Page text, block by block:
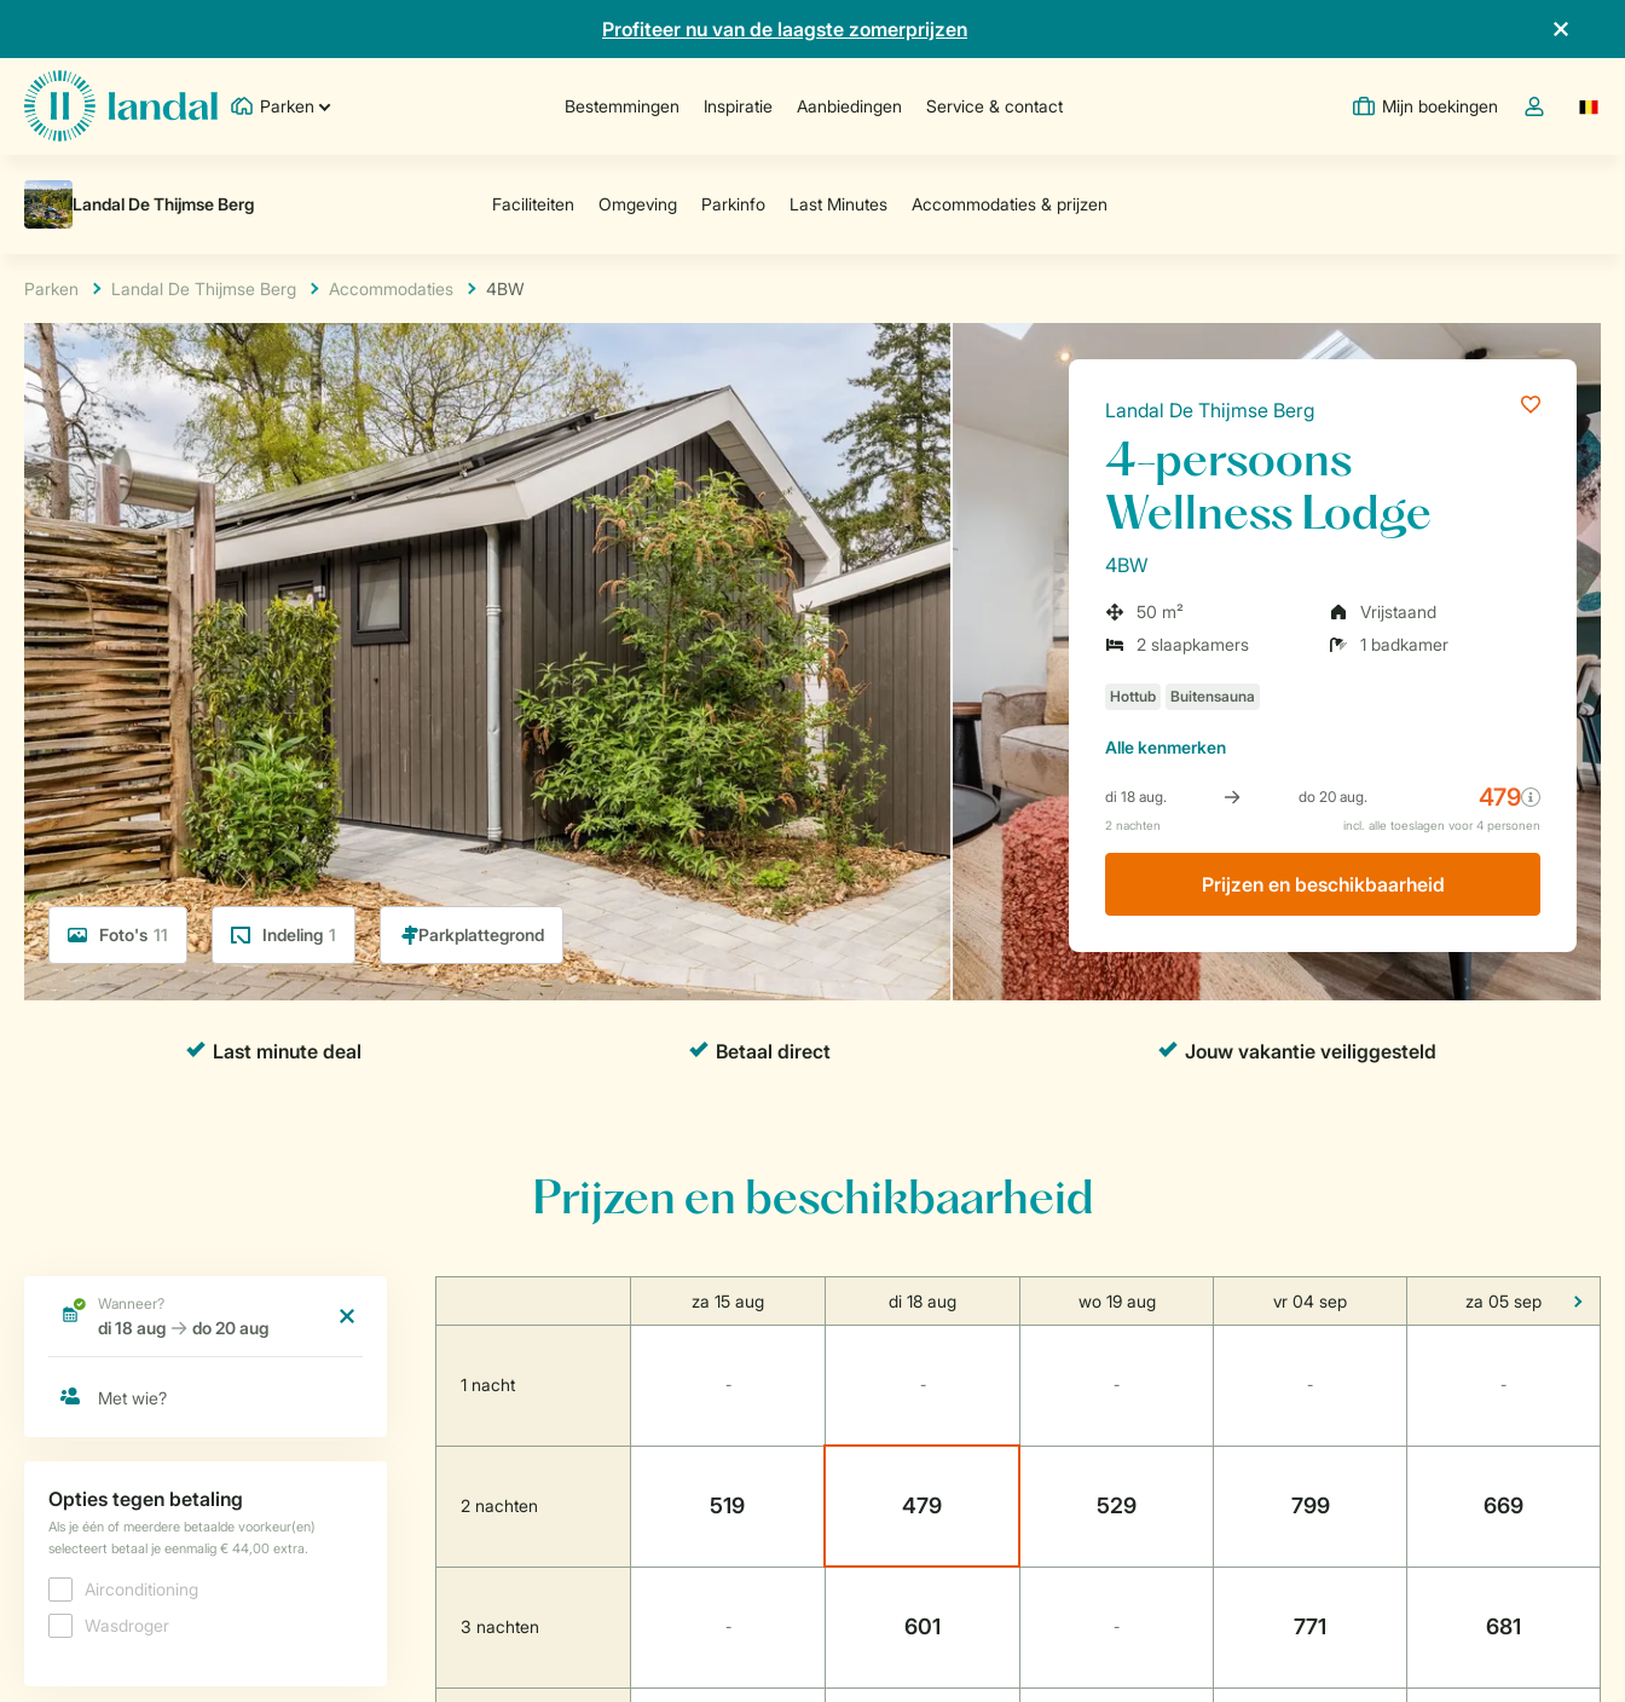
Profiteer nu van de laagste zomerprijzen
Parken Bestemmingen Inspiratie Aanbiedingen Service & contact Mijn boekingen
Open de
Parken Landal De Thijmse Berg Accommodaties 4BW
Foto's 11 Indeling 1
Landal De Thijmse Berg
4-persoons
Wellness Lodge
4BW
50 m²
Vrijstaand
2 slaapkamers
1 badkamer
Allekenmerken
Prijzen en beschikbaarheid
Prijzen en beschikbaarheid
za 15 aug di 18 aug wo 19 aug vr 04 sep za 05 sep
1 nacht - - - - -
2 nachten 519 479 529 799 669
3 nachten - 601 - 771 681